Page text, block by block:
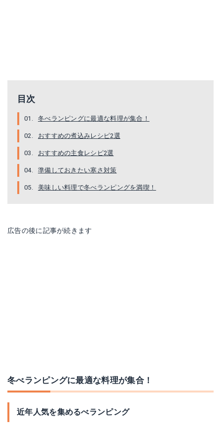
目次
冬べランピングに最適な料理が集合！
おすすめの煮込みレシピ2選
おすすめの主食レシピ2選
準備しておきたい寒さ対策
美味しい料理で冬べランピングを満喫！
広告の後に記事が続きます
Yahoo!ショッピングで見る
冬べランピングに最適な料理が集合！
近年人気を集めるべランピング